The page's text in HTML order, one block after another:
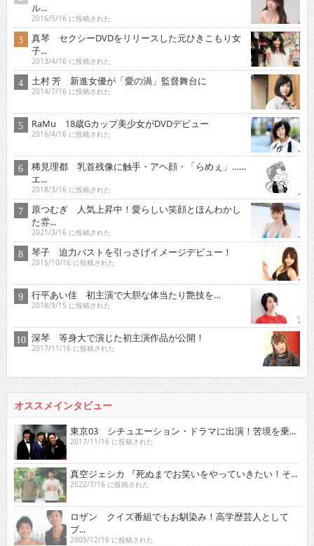
ル...
2016/5/16 に投稿された
真琴 セクシーDVDをリリースした元ひきこもり女
子...
2013/4/16 に投稿された
土村 芳 新進女優が「愛の渦」監督舞台に
2014/7/16 に投稿された
RaMu 18歳Gカップ美少女がDVDデビュー
2016/4/16 に投稿された
稀見理都 乳首残像に触手・アヘ顔・「らめぇ」……
エ...
2018/3/16 に投稿された
原つむぎ 人気上昇中！愛らしい笑顔とほんわかし
た雰...
2021/3/16 に投稿された
琴子 迫力バストを引っさげイメージデビュー！
2015/10/16 に投稿された
行平あい佳 初主演で大胆な体当たり艶技を…
2018/9/15 に投稿された
深琴 等身大で演じた初主演作品が公開！
2017/11/16 に投稿された
オススメインタビュー
東京03 シチュエーション・ドラマに出演！苦境を乗...
2017/11/16 に投稿された
真空ジェシカ 『死ぬまでお笑いをやっていきたい！そ...
2022/7/16 に投稿された
ロザン クイズ番組でもお馴染み！高学歴芸人として
ブ...
2009/12/16 に投稿された